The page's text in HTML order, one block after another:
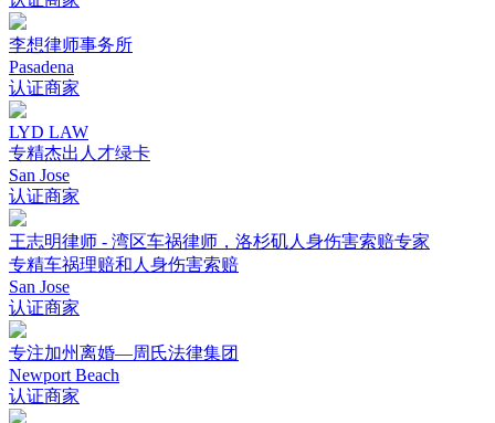
李想律师事务所
Pasadena
认证商家
LYD LAW
专精杰出人才绿卡
San Jose
认证商家
王志明律师 - 湾区车祸律师，洛杉矶人身伤害索赔专家
专精车祸理赔和人身伤害索赔
San Jose
认证商家
专注加州离婚—周氏法律集团
Newport Beach
认证商家